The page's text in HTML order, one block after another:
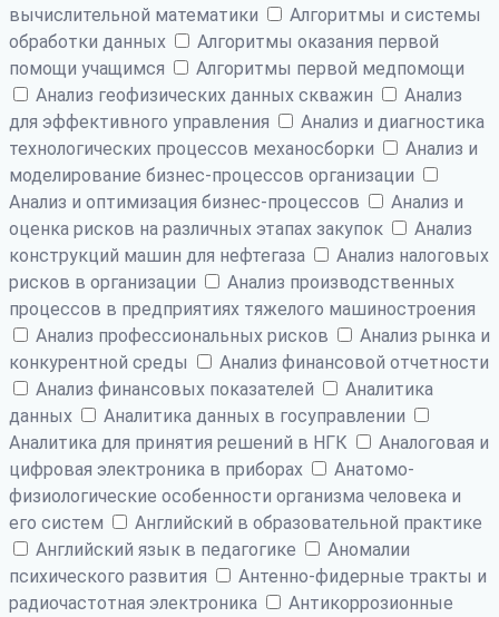
вычислительной математики
Алгоритмы и системы
обработки данных
Алгоритмы оказания первой
помощи учащимся
Алгоритмы первой медпомощи
Анализ геофизических данных скважин
Анализ
для эффективного управления
Анализ и диагностика
технологических процессов механосборки
Анализ и
моделирование бизнес-процессов организации
Анализ и оптимизация бизнес-процессов
Анализ и
оценка рисков на различных этапах закупок
Анализ
конструкций машин для нефтегаза
Анализ налоговых
рисков в организации
Анализ производственных
процессов в предприятиях тяжелого машиностроения
Анализ профессиональных рисков
Анализ рынка и
конкурентной среды
Анализ финансовой отчетности
Анализ финансовых показателей
Аналитика
данных
Аналитика данных в госуправлении
Аналитика для принятия решений в НГК
Аналоговая и
цифровая электроника в приборах
Анатомо-
физиологические особенности организма человека и
его систем
Английский в образовательной практике
Английский язык в педагогике
Аномалии
психического развития
Антенно-фидерные тракты и
радиочастотная электроника
Антикоррозионные